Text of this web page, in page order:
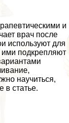
и
врач после
используют для
ими подкрепляют
научиться,
в статье.